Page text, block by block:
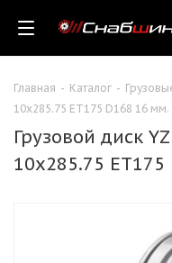
Главная - Каталог -
10x285.75 ET175 D168 16 мм.
Грузовой диск
10x285.75